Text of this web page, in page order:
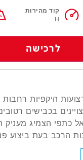
קוד מהירות
H
לרכישה
היקפיות רחבות
בכבישים
כתפי הצמיג מעניק
הרכב בעת ביצוע